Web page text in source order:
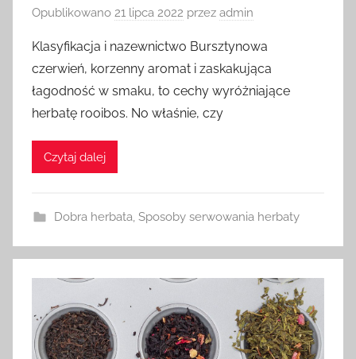
Opublikowano 21 lipca 2022 przez admin
Klasyfikacja i nazewnictwo Bursztynowa
czerwień, korzenny aromat i zaskakująca
łagodność w smaku, to cechy wyróżniające
herbatę rooibos. No właśnie, czy
Czytaj dalej
Dobra herbata, Sposoby serwowania herbaty